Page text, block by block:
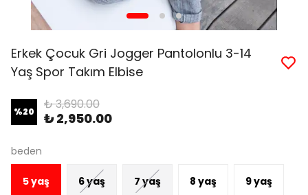
Erkek Çocuk Gri Jogger Pantolonlu 3-14
Yaş Spor Takım Elbise
%20 ₺ 3,690.00
₺ 2,950.00
beden
5 yaş 6 yaş 7 yaş 8 yaş 9 yaş